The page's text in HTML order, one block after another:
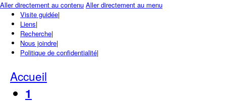
Aller directement au contenu Aller directement au menu
Visite guidée|
Liens|
Recherche|
Nous joindre|
Politique de confidentialité|
Accueil
1